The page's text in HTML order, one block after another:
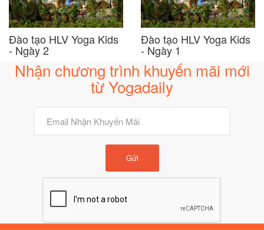
Đào tạo HLV Yoga Kids
- Ngày 2
Đào tạo HLV Yoga Kids
- Ngày 1
Nhận chương trình khuyến mãi mới
từ Yogadaily
Gửi